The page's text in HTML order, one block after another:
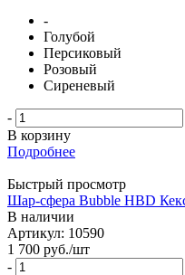
-
Голубой
Персиковый
Розовый
Сиреневый
-
В корзину
Подробнее
Быстрый просмотр
Шар-сфера Bubble HBD
В наличии
Артикул: 10590
1 700 руб./шт
-